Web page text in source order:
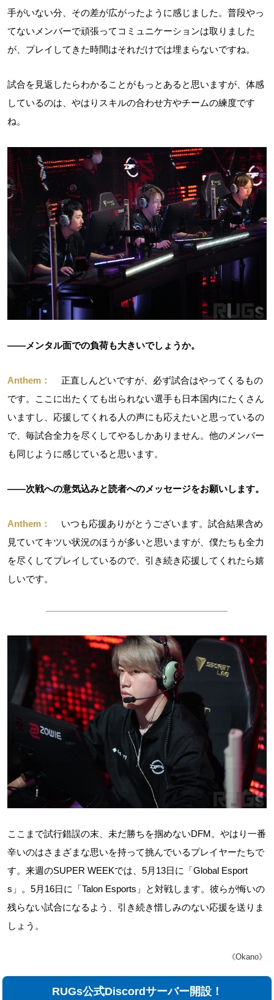
手がいない分、その差が広がったように感じました。普段やっ
てないメンバーで頑張ってコミュニケーションは取りました
が、プレイしてきた時間はそれだけでは埋まらないですね。
試合を見返したらわかることがもっとあると思いますが、体感
しているのは、やはりスキルの合わせ方やチームの練度です
ね。
――メンタル面での負荷も大きいでしょうか。
Anthem：
正直しんどいですが、必ず試合はやってくるもの
です。ここに出たくても出られない選手も日本国内にたくさん
いますし、応援してくれる人の声にも応えたいと思っているの
で、毎試合全力を尽くしてやるしかありません。他のメンバー
も同じように感じていると思います。
――次戦への意気込みと読者へのメッセージをお願いします。
Anthem：
いつも応援ありがとうございます。試合結果含め
見ていてキツい状況のほうが多いと思いますが、僕たちも全力
を尽くしてプレイしているので、引き続き応援してくれたら嬉
しいです。
ここまで試行錯誤の末、未だ勝ちを掴めないDFM。やはり一番
辛いのはさまざまな思いを持って挑んでいるプレイヤーたちで
す。来週のSUPER WEEKでは、5月13日に「Global Esport
s」。5月16日に「Talon Esports」と対戦します。彼らが悔いの
残らない試合になるよう、引き続き惜しみのない応援を送りま
しょう。
《Okano》
RUGs公式Discordサーバー開設！